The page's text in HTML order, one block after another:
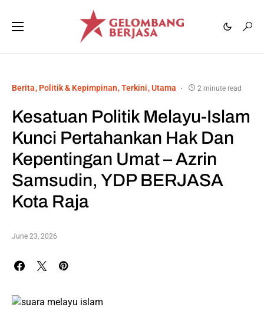
Berita Politik & Kepimpinan Terkini Utama 2 minute read
Kesatuan Politik Melayu-Islam
Kunci Pertahankan Hak Dan
Kepentingan Umat – Azrin
Samsudin, YDP BERJASA
Kota Raja
June 23, 2026